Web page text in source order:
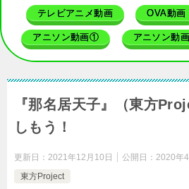
テレビアニメ動画 OVA動画
アニソン動画① アニソン動
『那名居天子』（東方
しもう！
更新日： 2021年12月10日 公開日： 2020年
東方Project